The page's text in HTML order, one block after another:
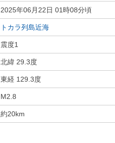
2025年06月22日 01時08分頃
トカラ列島近海
震度1
北緯 29.3度
東経 129.3度
M2.8
約20km